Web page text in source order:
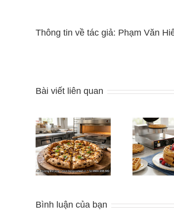
Thông tin về tác giả: Phạm Văn
Bài viết liên quan
Cách làm bánh
Waffle
Bình luận của bạn